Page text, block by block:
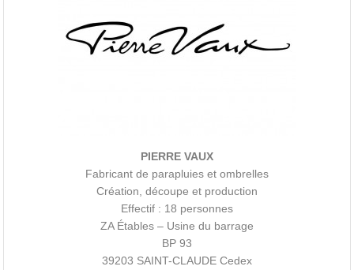
PIERRE VAUX
Fabricant de parapluies et ombrelles
Création, découpe et production
Effectif : 18 personnes
ZA Étables – Usine du barrage
BP 93
39203 SAINT-CLAUDE Cedex